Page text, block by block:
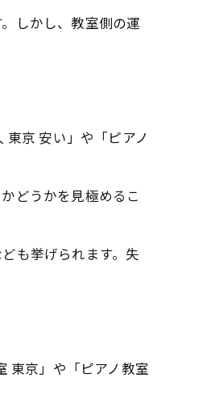
しかし、教室側の運
京 安い」や「ピアノ
どうかを見極めるこ
も挙げられます。失
東京」や「ピアノ教室